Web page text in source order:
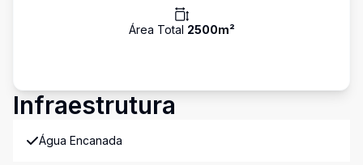
Área Total 2500m²
Infraestrutura
Água Encanada